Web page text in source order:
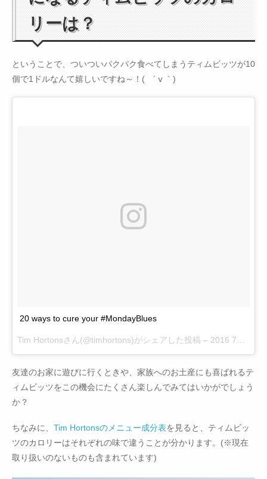
リーは？
ということで、ついついパクパク食べてしまうティムビッツが10
個で1ドルなんて嬉しいですね～！( ´ⅴ｀)
20 ways to cure your #MondayBlues
Tim Hortonsさん(@timhortons)がシェアした投稿 – 2016 7月 25 10:56午前 PDT
友達のお家に遊びに行くときや、家族へのお土産にも喜ばれるテ
ィムビッツをこの機会にたくさん楽しんでみてはいかがでしょう
か？
ちなみに、 Tim Hortonsのメニュー成分表を見ると、ティムビッ
ツのカロリーはそれぞれの味で違うことが分かります。(※現在
取り扱いのないものも含まれています)